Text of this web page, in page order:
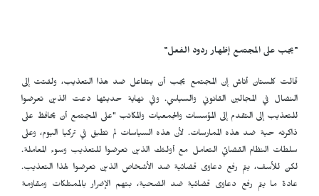
"يجب على المجتمع إظهار ردود الفعل"
قالت كلستان أتاش إن المجتمع يجب أن يتفاعل ضد هذا التعذيب، ولفتت إلى
النضال في المجالين القانوني والسياسي. وفي نهاية حديثها دعت الذين تعرضوا
للتعذيب إلى التقدم إلى المؤسسات والجمعيات والمكاتب "على المجتمع أن يحافظ على
ذاكرته حية ضد هذه الممارسات. لأن هذه السياسات لم تطبق في تركيا اليوم، وعلى
سلطات النظام القضائي التعامل مع أولئك الذين تعرضوا للتعذيب وسوء المعاملة.
لكن للأسف، يتم رفع دعاوى قضائية ضد الأشخاص الذين تعرضوا لهذا التعذيب.
عادة ما يتم رفع دعاوى قضائية ضد الضحية، بتهم الإضرار بالممتلكات ومقاومة